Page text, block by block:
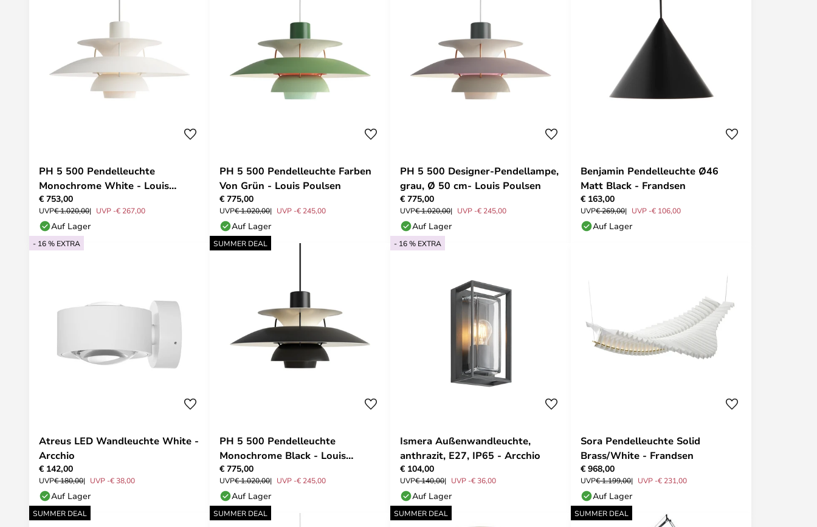
PH 5 500 Pendelleuchte
Monochrome White - Louis
Poulsen
€ 753,00
UVP€ 1.020,00 UVP -€ 267,00
Auf Lager
PH 5 500 Pendelleuchte Farben
Von Grün - Louis Poulsen
€ 775,00
UVP€ 1.020,00 UVP -€ 245,00
Auf Lager
PH 5 500 Designer-Pendellampe,
grau, Ø 50 cm- Louis Poulsen
€ 775,00
UVP€ 1.020,00 UVP -€ 245,00
Auf Lager
Benjamin Pendelleuchte Ø46
Matt Black - Frandsen
€ 163,00
UVP€ 269,00 UVP -€ 106,00
Auf Lager
- 16 % EXTRA
Atreus LED Wandleuchte White -
Arcchio
€ 142,00
UVP€ 180,00 UVP -€ 38,00
Auf Lager
SUMMER DEAL
PH 5 500 Pendelleuchte
Monochrome Black - Louis
Poulsen
€ 775,00
UVP€ 1.020,00 UVP -€ 245,00
Auf Lager
- 16 % EXTRA
Ismera Außenwandleuchte,
anthrazit, E27, IP65 - Arcchio
€ 104,00
UVP€ 140,00 UVP -€ 36,00
Auf Lager
Sora Pendelleuchte Solid
Brass/White - Frandsen
€ 968,00
UVP€ 1.199,00 UVP -€ 231,00
Auf Lager
SUMMER DEAL SUMMER DEAL SUMMER DEAL SUMMER DEAL